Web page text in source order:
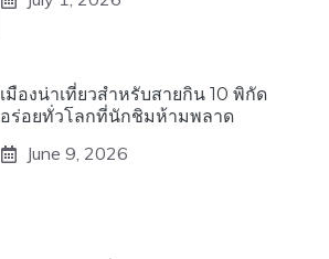
เมืองน่าเที่ยวสำหรับสายกิน 10 พิกัด
อร่อยทั่วโลกที่นักชิมห้ามพลาด
June 9, 2026